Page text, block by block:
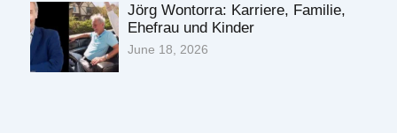
Jörg Wontorra: Karriere, Familie,
Ehefrau und Kinder
June 18, 2026